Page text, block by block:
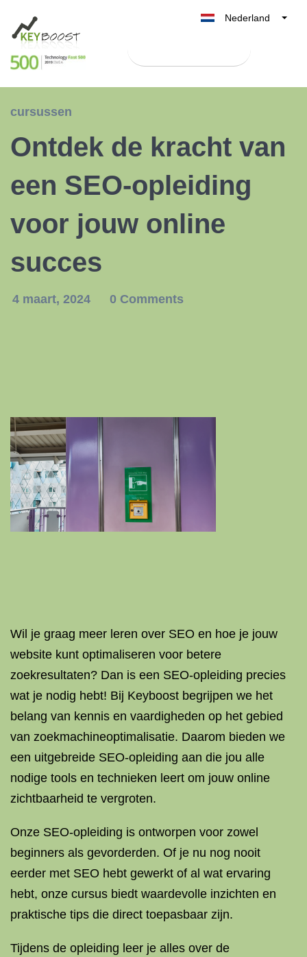
Nederland
België
España
cursussen
Ontdek de kracht van
een SEO-opleiding
voor jouw online
succes
4 maart, 2024 0 Comments
Wil je graag meer leren over SEO en hoe je jouw
website kunt optimaliseren voor betere
zoekresultaten? Dan is een SEO-opleiding precies
wat je nodig hebt! Bij Keyboost begrijpen we het
belang van kennis en vaardigheden op het gebied
van zoekmachineoptimalisatie. Daarom bieden we
een uitgebreide SEO-opleiding aan die jou alle
nodige tools en technieken leert om jouw online
zichtbaarheid te vergroten.
Onze SEO-opleiding is ontworpen voor zowel
beginners als gevorderden. Of je nu nog nooit
eerder met SEO hebt gewerkt of al wat ervaring
hebt, onze cursus biedt waardevolle inzichten en
praktische tips die direct toepasbaar zijn.
Tijdens de opleiding leer je alles over de